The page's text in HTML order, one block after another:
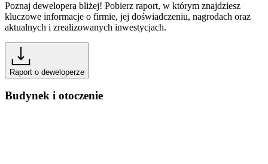
Poznaj dewelopera bliżej! Pobierz raport, w którym znajdziesz
kluczowe informacje o firmie, jej doświadczeniu, nagrodach oraz
aktualnych i zrealizowanych inwestycjach.
Raport o deweloperze
Budynek i otoczenie